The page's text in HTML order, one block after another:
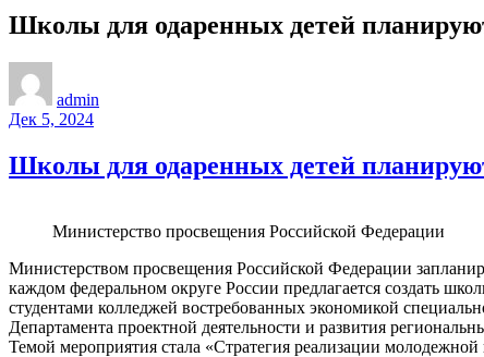
Школы для одаренных детей
admin
Дек 5, 2024
Школы для одаренных детей
Министерство просвещения Российской Федерации
Министерством просвещения Российской Федерации
каждом федеральном округе России предлагается создать
студентами колледжей востребованных экономикой
Департамента проектной деятельности и развития
Темой мероприятия стала «Стратегия реализации